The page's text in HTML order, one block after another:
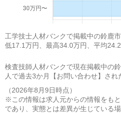
工学技士人材バンクで掲載中の鈴鹿
低17.1万円、最高34.0万円、平均24.2
検査技師人材バンクで現在掲載中の
人で過去3か月【お問い合わせ】され
（2026年8月9日時点）
※この情報は求人元からの情報をも
であり、実態とは差異が生じている場